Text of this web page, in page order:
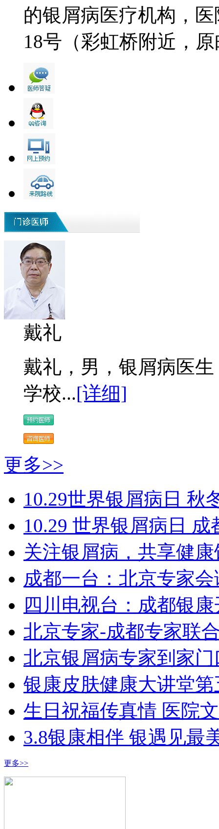
的银屑病医疗机构，
18号（彩虹桥附近，
戴礼
戴礼，男，银屑病医
学校...[详细]
更多>>
10.29世界银屑病日 秋
10.29 世界银屑病日
关注银屑病，共享健
成都一台：北京专家
四川电视台：成都银
北京专家-成都专家联
北京银屑病专家到家门
银康皮肤健康大讲堂第
生日祝福传真情 医院
3.8银康相伴 银遇见最
更多>>